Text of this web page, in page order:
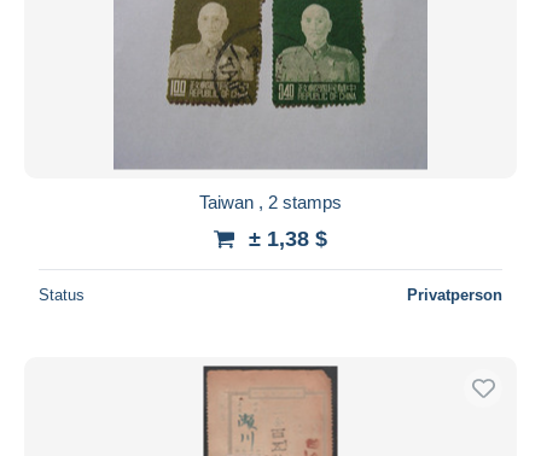
Taiwan , 2 stamps
± 1,38 $
Status Privatperson